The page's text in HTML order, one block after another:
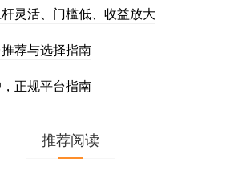
灵活、门槛低、收益放大
荐与选择指南
正规平台指南
推荐阅读